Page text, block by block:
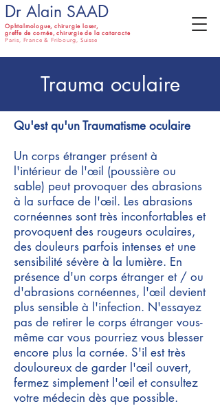
Dr Alain SAAD
Ophtalmologue, c hirurgie laser,
greffe de cornée, chirurgie de la cataracte
Paris, France & Fribourg, Suisse
Trauma oculaire
Qu'est qu'un Traumatisme oculaire
Un corps étranger présent à
l'intérieur de l'œil (poussière ou
sable) peut provoquer des abrasions
à la surface de l'œil. Les abrasions
cornéennes sont très inconfortables et
provoquent des rougeurs oculaires,
des douleurs parfois intenses et une
sensibilité sévère à la lumière. En
présence d'un corps étranger et / ou
d'abrasions cornéennes, l'œil devient
plus sensible à l'infection. N'essayez
pas de retirer le corps étranger vous-
même car vous pourriez vous blesser
encore plus la cornée. S'il est très
douloureux de garder l'œil ouvert,
fermez simplement l'œil et consultez
votre médecin dès que possible.